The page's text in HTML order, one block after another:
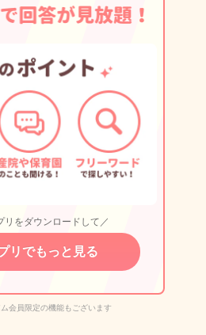
リをダウンロードして／
リでもっと見る
会員限定の機能もございます